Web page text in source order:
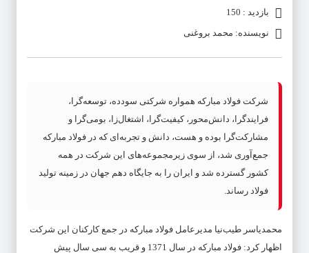
بازدید : 150
نویسنده: محمد بروغنی
شرکت فولاد مبارکه همواره شرکتی سودده، توسعه‌گرا،
فرایندگرا، دانش‌محور، کیفیت‌گرا، اشتغال‌زا، بومی‌گرا و
مشارکت‌گرا بوده و هست، دانش و تجربه‌ای که در فولاد مبارکه
جمع‌آوری شد، از سوی زیرمجموعه‌های این شرکت در همه
کشور گسترده شد و ایران را به جایگاه دهم جهان در زمینه تولید
فولاد رساند.
محمدیاسر طیب‌نیا مدیرعامل فولاد مبارکه در جمع کارکنان این شرکت
اظهار کرد: فولاد مبارکه در سال 1371 و قریب به سی سال پیش